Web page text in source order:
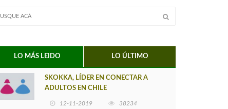
LO MÁS LEIDO LO ÚLTIMO
SKOKKA, LÍDER EN CONECTAR A
ADULTOS EN CHILE
12-11-2019 38234